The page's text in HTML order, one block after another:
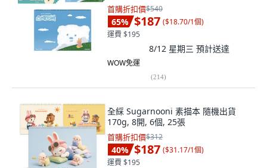
首購折扣價$540
65% $187 ($18.70/1個)
運費 $195
8/12 星期三 預計送達
WOW免運
(214)
全綵 Sugarnooni 素描本 隨機出貨
170g, 8開, 6個, 25張
首購折扣價$312
40% $187 ($31.17/1個)
運費 $195